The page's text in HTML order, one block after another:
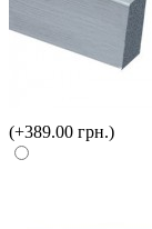
(+389.00 грн.)